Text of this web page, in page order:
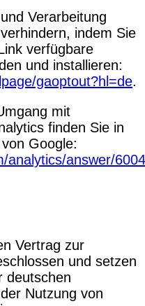
Verarbeitung
indem Sie
verfügbare
und installieren:
gaoptout?hl=de.
mit
finden Sie in
Google:
analytics/answer/
Vertrag zur
und setzen
deutschen
Nutzung von